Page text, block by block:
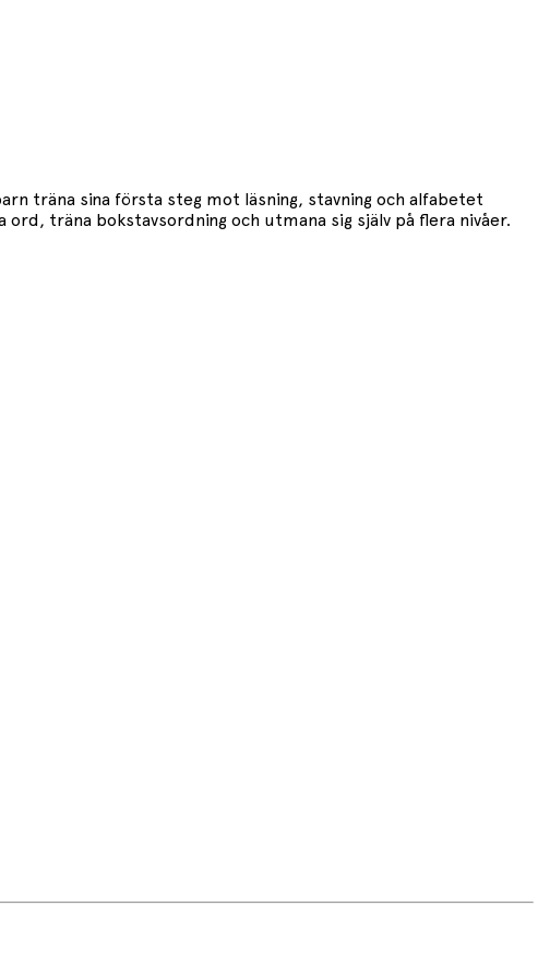
träna sina första steg mot läsning, stavning och alfabetet
träna bokstavsordning och utmana sig själv på flera nivåer.